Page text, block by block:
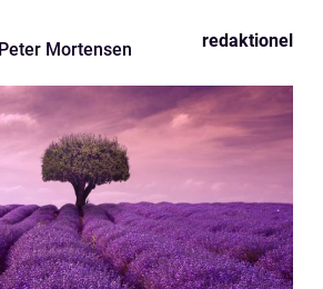
Peter Mortensen redaktionel